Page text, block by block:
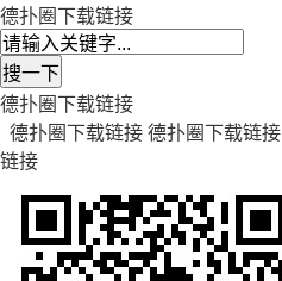
德扑圈下载链接
德扑圈下载链接
德扑圈下载链接 德扑圈下载链接
链接